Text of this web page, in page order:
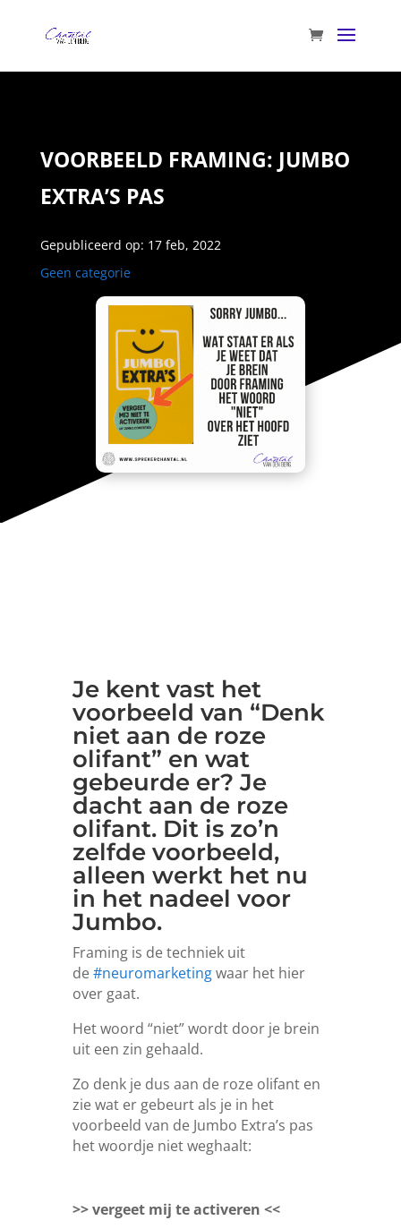
VOORBEELD FRAMING: JUMBO
EXTRA’S PAS
Gepubliceerd op: 17 feb, 2022
Geen categorie
Je kent vast het
voorbeeld van “Denk
niet aan de roze
olifant” en wat
gebeurde er? Je
dacht aan de roze
olifant. Dit is zo’n
zelfde voorbeeld,
alleen werkt het nu
in het nadeel voor
Jumbo.
Framing is de techniek uit
de#neuromarketingwaar het hier
over gaat.
Het woord “niet” wordt door je brein
uit een zin gehaald.
Zo denk je dus aan de roze olifant en
zie wat er gebeurt als je in het
voorbeeld van de Jumbo Extra’s pas
het woordje niet weghaalt:
>> vergeet mij te activeren <<